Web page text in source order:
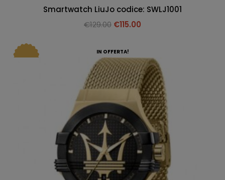
Smartwatch LiuJo codice: SWLJ1001
€129.00 €115.00
IN OFFERTA!